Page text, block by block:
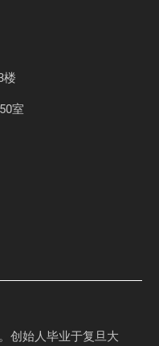
楼
室
创始人毕业于复旦大